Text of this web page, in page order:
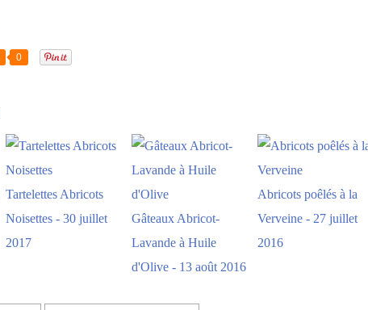
0
Tartelettes Abricots
Noisettes - 30 juillet
2017
Gâteaux Abricot-
Lavande à Huile
d'Olive - 13 août 2016
Abricots poêlés à la
Verveine - 27 juillet
2016